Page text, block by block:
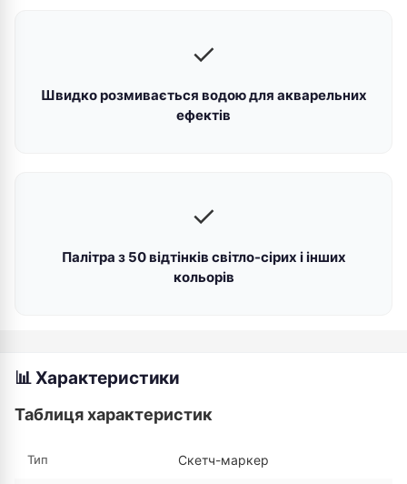
✓
Швидко розмивається водою для акварельних
ефектів
✓
Палітра з 50 відтінків світло-сірих і інших
кольорів
📊 Характеристики
Таблиця характеристик
Тип Скетч-маркер